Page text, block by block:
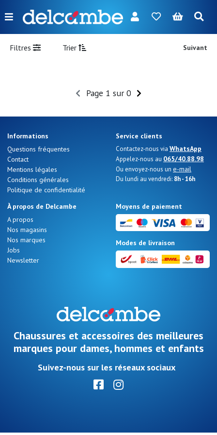
Menu
FR NL EN DE
Sacs
Accessoires
Nos
marques
Promos
d'été
cadeau
Filtres Trier Suivant
Page 1 sur 0
Informations
Questions fréquentes
Contact
Mentions légales
Conditions générales
Politique de confidentialité
Service clients
Contactez-nous via WhatsApp
Appelez-nous au 065/40.88.98
Ou envoyez-nous un e-mail
Du lundi au vendredi: 8h - 16h
À propos de Delcambe
A propos
Nos magasins
Nos marques
Jobs
Newsletter
Moyens de paiement
Modes de livraison
Chaussures et accessoires des meilleures
marques pour dames, hommes et enfants
Suivez-nous sur les réseaux sociaux